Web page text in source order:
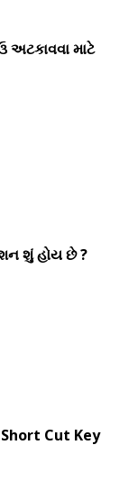
અટકાવવા માટે
શું હોય છે ?
Cut Key